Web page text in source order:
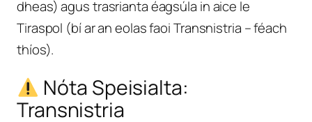
dheas) agus trasrianta éagsúla in aice le
Tiraspol (bí ar an eolas faoi Transnistria – féach
thíos).
Nóta Speisialta:
Transnistria